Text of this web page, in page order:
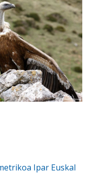
Ipar Euskal